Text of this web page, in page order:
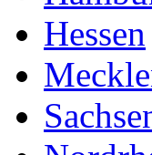
Hessen